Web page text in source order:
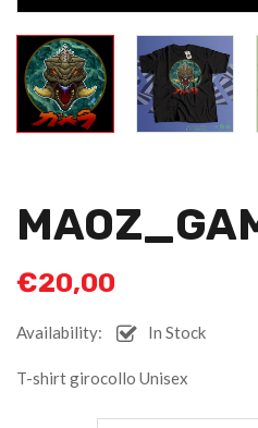
€20,00
Availability: In Stock
T-shirt girocollo Unisex